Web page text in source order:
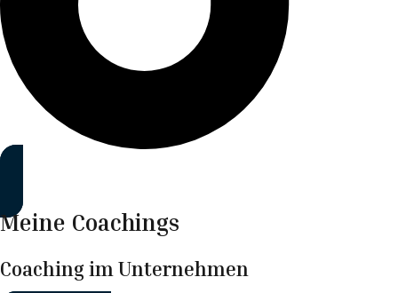
Meine Coachings
Coaching im Unternehmen